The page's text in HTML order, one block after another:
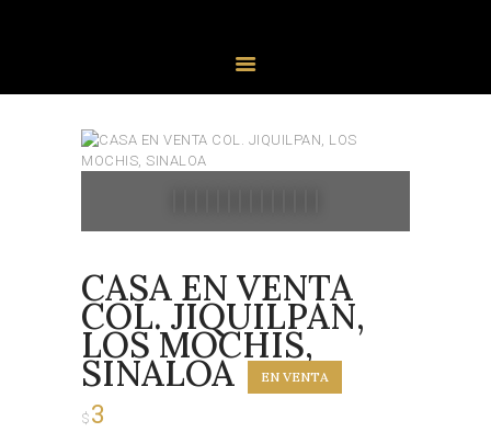
CASA EN VENTA
COL. JIQUILPAN,
LOS MOCHIS,
SINALOA EN VENTA
$ 3